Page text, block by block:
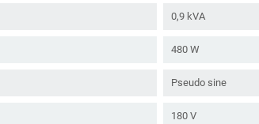
0,9 kVA
480 W
Pseudo sine
180 V